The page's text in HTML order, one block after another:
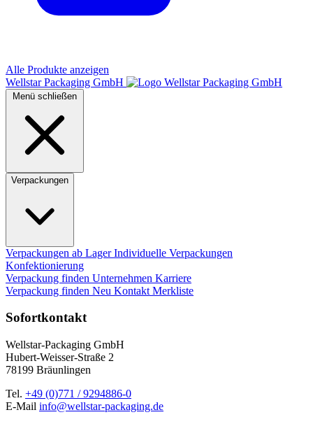
Alle Produkte anzeigen
Wellstar Packaging GmbH
Menü schließen
Verpackungen
Verpackungen ab LagerIndividuelle Verpackungen
Konfektionierung
Verpackung finden Unternehmen Karriere
Verpackung finden Neu Kontakt Merkliste
Sofortkontakt
Wellstar-Packaging GmbH
Hubert-Weisser-Straße 2
78199 Bräunlingen
Tel. +49 (0)771 / 9294886-0
E-Mail info@wellstar-packaging.de